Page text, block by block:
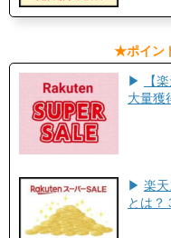
​★ポイン
▶
【
大量獲
▶ 楽天
とは？